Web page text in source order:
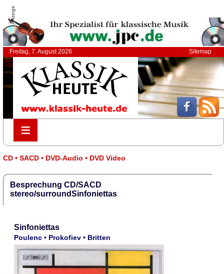
Anzeige
Freitag, 7. August 2026 Sitemap
≡
≡
CD • SACD • DVD-Audio • DVD Video
Besprechung CD/SACD
stereo/surroundSinfoniettas
Sinfoniettas
Poulenc • Prokofiev • Britten